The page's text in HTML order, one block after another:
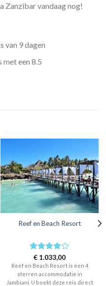
Zanzibar vandaag nog!
van 9 dagen
met een 8.5
Reef en Beach Resort
Rated4
out of 5
€ 1.033,00
Reef en Beach Resort is een 4
sterren accommodatie in
Jambiani. U boekt deze reis direct